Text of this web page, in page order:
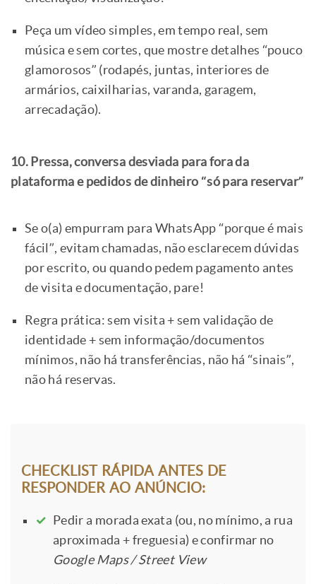
Peça um vídeo simples, em tempo real, sem
música e sem cortes, que mostre detalhes “pouco
glamorosos” (rodapés, juntas, interiores de
armários, caixilharias, varanda, garagem,
arrecadação).
10. Pressa, conversa desviada para fora da
plataforma e pedidos de dinheiro “só para reservar”
Se o(a) empurram para WhatsApp “porque é mais
fácil”, evitam chamadas, não esclarecem dúvidas
por escrito, ou quando pedem pagamento antes
de visita e documentação, pare!
Regra prática: sem visita + sem validação de
identidade + sem informação/documentos
mínimos, não há transferências, não há “sinais”,
não há reservas.
CHECKLIST RÁPIDA ANTES DE
RESPONDER AO ANÚNCIO:
Pedir a morada exata (ou, no mínimo, a rua
aproximada + freguesia) e confirmar no
Google Maps / Street View